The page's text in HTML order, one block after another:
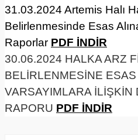
31.03.2024 Artemis Halı
Belirlenmesinde Esas
Raporlar PDF İNDİR
30.06.2024 HALKA ARZ
BELİRLENMESİNE
VARSAYIMLARA İLİŞKİN
RAPORU PDF İNDİR